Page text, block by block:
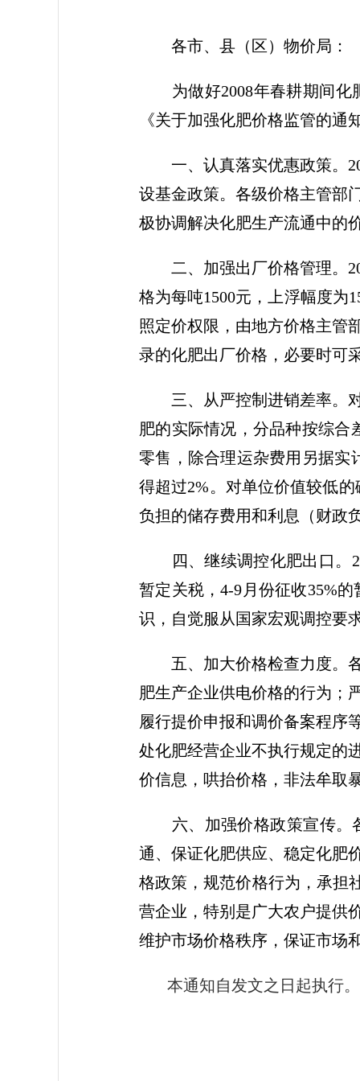
各市、县（区）物价局：
为做好2008年春耕期间化
《关于加强化肥价格监管的通
一、认真落实优惠政策。
设基金政策。各级价格主管部
极协调解决化肥生产流通中的
二、加强出厂价格管理。
格为每吨1500元，上浮幅度为
照定价权限，由地方价格主管
录的化肥出厂价格，必要时可
三、从严控制进销差率。对
肥的实际情况，分品种按综合
零售，除合理运杂费用另据实
得超过2%。对单位价值较低
负担的储存费用和利息（财政
四、继续调控化肥出口。
暂定关税，4-9月份征收35%
识，自觉服从国家宏观调控要
五、加大价格检查力度。各
肥生产企业供电价格的行为；
履行提价申报和调价备案程序
处化肥经营企业不执行规定的
价信息，哄抬价格，非法牟取
六、加强价格政策宣传。各
通、保证化肥供应、稳定化肥
格政策，规范价格行为，承担
营企业，特别是广大农户提供
维护市场价格秩序，保证市场
本通知自发文之日起执行。